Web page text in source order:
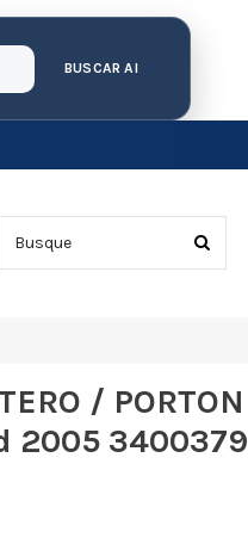
BUSCAR AI
/ PORTON
2005 3400379